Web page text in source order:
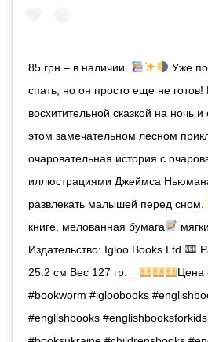
85 грн – в наличии.
Уже
спать, но он просто еще не готов!
восхитительной сказкой на ночь
этом замечательном лесном
очаровательная история с
иллюстрациями Джеймса
развлекать малышей перед сном.
книге, мелованная бумага
Издательство: Igloo Books Ltd
25.2 см Вес 127 гр. _
Цена
#bookworm #igloobooks
#englishbooks